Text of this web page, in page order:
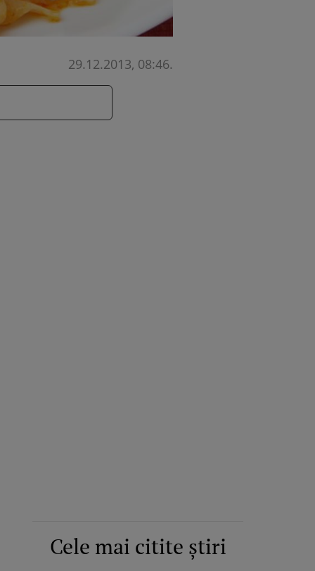
29.12.2013, 08:46.
Cele mai citite știri